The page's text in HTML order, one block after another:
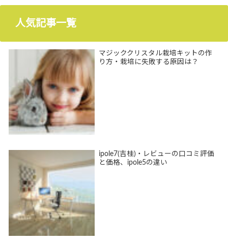
人気記事一覧
マジッククリスタル栽培キットの作
り方・栽培に失敗する原因は？
ipole7(吉桂)・レビューの口コミ評価
と価格、ipole5の違い